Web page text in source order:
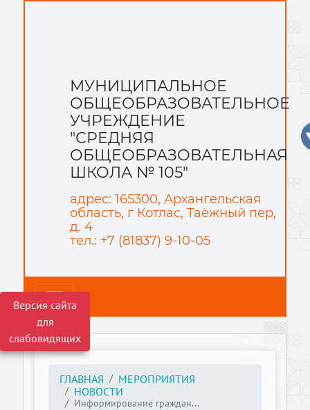
Версия сайта
для
слабовидящих
МУНИЦИПАЛЬНОЕ
ОБЩЕОБРАЗОВАТЕЛЬНОЕ
УЧРЕЖДЕНИЕ
"СРЕДНЯЯ
ОБЩЕОБРАЗОВАТЕЛЬНАЯ
ШКОЛА № 105"
адрес: 165300, Архангельская
область, г Котлас, Таёжный пер,
д. 4
тел.: +7 (81837) 9-10-05
ГЛАВНАЯ
МЕРОПРИЯТИЯ
НОВОСТИ
Информирование граждан...